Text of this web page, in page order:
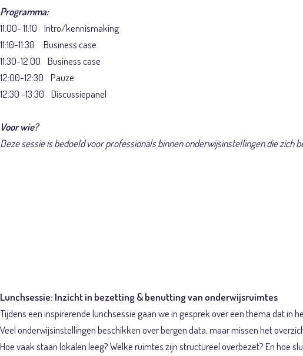
Programma:
11:00- 11:10 Intro/kennismaking
11:10-11:30 Business case
11:30-12:00 Business case
12:00-12:30 Pauze
12:30 -13:30 Discussiepanel
Voor wie?
Deze sessie is bedoeld voor professionals binnen onderwijsinstellingen die zich
Lunchsessie: Inzicht in bezetting & benutting van onderwijsruimtes
Tijdens een inspirerende lunchsessie gaan we in gesprek over een thema dat in
Veel onderwijsinstellingen beschikken over bergen data, maar missen het
Hoe vaak staan lokalen leeg? Welke ruimtes zijn structureel overbezet? En hoe